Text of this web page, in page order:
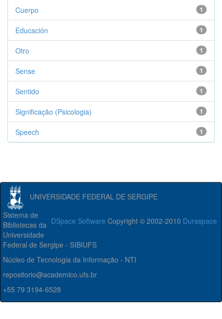
1
Cuerpo
1
Educación
1
Otro
1
Sense
1
Sentido
1
Significação (Psicologia)
1
Speech
UNIVERSIDADE FEDERAL DE SERGIPE
DSpace Software Copyright © 2002-2010 Duraspace
Sistema de
Bibliotecas da
Universidade
Federal de Sergipe - SIBIUFS
Núcleo de Tecnologia da Informação - NTI
repositorio@academico.ufs.br
+55 79 3194-6528